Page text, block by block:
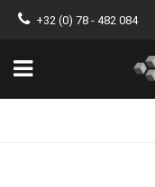
+32 (0) 78 - 482 084